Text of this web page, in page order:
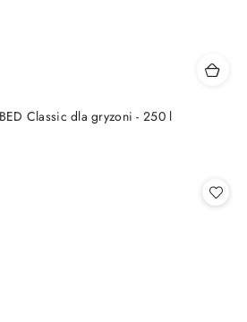
Classic dla gryzoni - 250 l